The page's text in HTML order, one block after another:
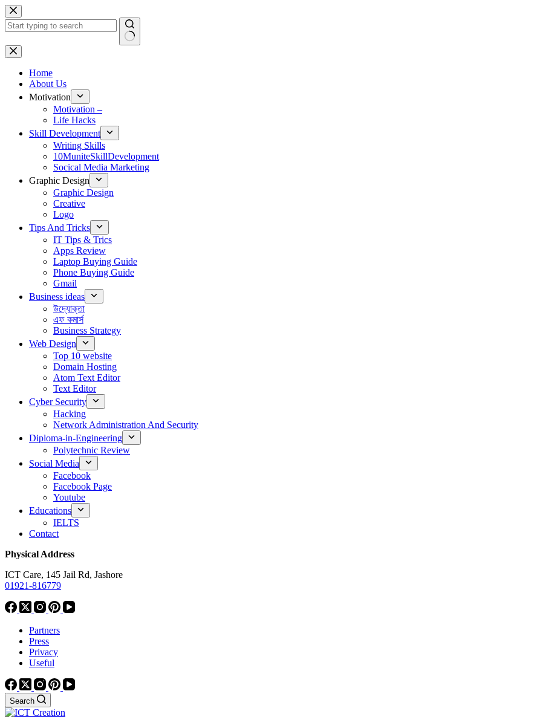
Skip
to
content
No
results
Home
About Us
Motivation
Motivation –
Life Hacks
Skill Development
Writing Skills
10MuniteSkillDevelopment
Socical Media Marketing
Graphic Design
Graphic Design
Creative
Logo
Tips And Tricks
IT Tips & Trics
Apps Review
Laptop Buying Guide
Phone Buying Guide
Gmail
Business ideas
উদ্যোক্তা
এফ কমার্স
Business Strategy
Web Design
Top 10 website
Domain Hosting
Atom Text Editor
Text Editor
Cyber Security
Hacking
Network Administration And Security
Diploma-in-Engineering
Polytechnic Review
Social Media
Facebook
Facebook Page
Youtube
Educations
IELTS
Contact
Physical Address
ICT Care, 145 Jail Rd, Jashore
01921-816779
Partners
Press
Privacy
Useful
Search